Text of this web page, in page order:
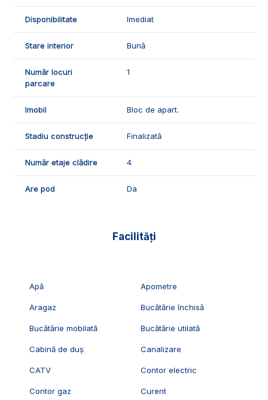
Imobiliare Alba!
Disponibilitate Imediat
Stare interior Bună
Număr locuri
parcare
1
Imobil Bloc de apart.
Stadiu construcție Finalizată
Număr etaje clădire 4
Are pod Da
Facilități
Apă Apometre
Aragaz Bucătărie închisă
Bucătărie mobilată Bucătărie utilată
Cabină de duș Canalizare
CATV Contor electric
Contor gaz Curent